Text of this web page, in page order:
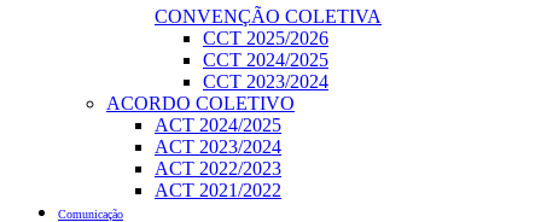
CONVENÇÃO COLETIVA
CCT 2025/2026
CCT 2024/2025
CCT 2023/2024
ACORDO COLETIVO
ACT 2024/2025
ACT 2023/2024
ACT 2022/2023
ACT 2021/2022
Comunicação